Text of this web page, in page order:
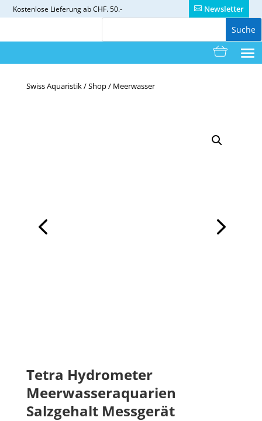
Kostenlose Lieferung ab CHF. 50.- Newsletter
Swiss Aquaristik/Shop/ Meerwasser
Tetra Hydrometer
Meerwasseraquarien
Salzgehalt Messgerät